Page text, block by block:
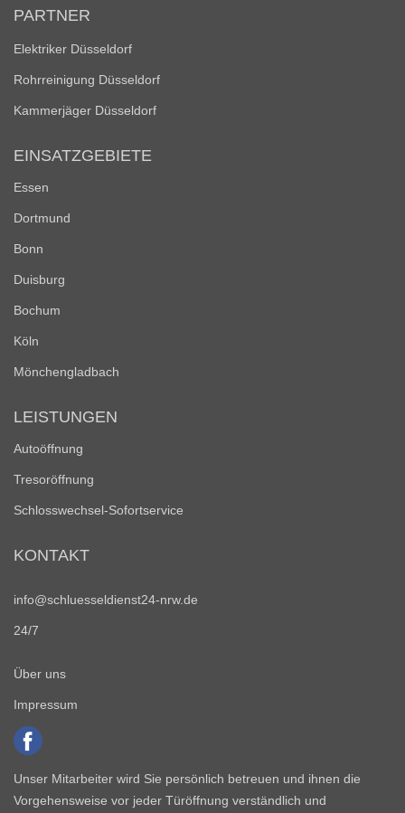
PARTNER
Elektriker Düsseldorf
Rohrreinigung Düsseldorf
Kammerjäger Düsseldorf
EINSATZGEBIETE
Essen
Dortmund
Bonn
Duisburg
Bochum
Köln
Mönchengladbach
LEISTUNGEN
Autoöffnung
Tresoröffnung
Schlosswechsel-Sofortservice
KONTAKT
info@schluesseldienst24-nrw.de
24/7
Über uns
Impressum
Unser Mitarbeiter wird Sie persönlich betreuen und ihnen die
Vorgehensweise vor jeder Türöffnung verständlich und